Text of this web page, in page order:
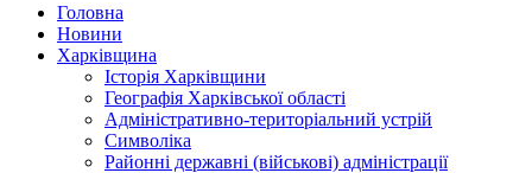
Головна
Новини
Харківщина
Історія Харківщини
Географія Харківської області
Адміністративно-територіальний устрій
Символіка
Районні державні (військові) адміністрації